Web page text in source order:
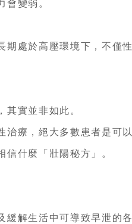
會變弱。
處於高壓環境下，不僅
實並非如此。
療，絕大多數患者是可以
什麼「壯陽秘方」。
解生活中可導致早泄的